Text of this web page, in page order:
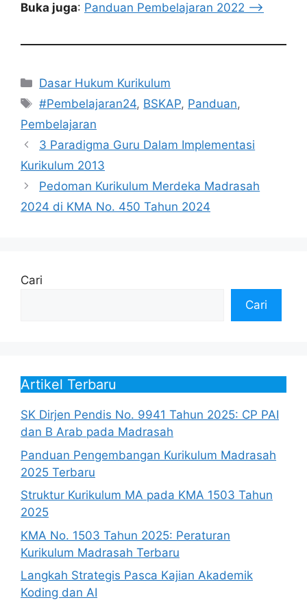
Buka juga: Panduan Pembelajaran 2022 –>
Kategori
Dasar Hukum Kurikulum
Tag
#Pembelajaran24, BSKAP, Panduan,
Pembelajaran
3 Paradigma Guru Dalam Implementasi
Kurikulum 2013
Pedoman Kurikulum Merdeka Madrasah
2024 di KMA No. 450 Tahun 2024
Cari
Cari
Artikel Terbaru
SK Dirjen Pendis No. 9941 Tahun 2025: CP PAI
dan B Arab pada Madrasah
Panduan Pengembangan Kurikulum Madrasah
2025 Terbaru
Struktur Kurikulum MA pada KMA 1503 Tahun
2025
KMA No. 1503 Tahun 2025: Peraturan
Kurikulum Madrasah Terbaru
Langkah Strategis Pasca Kajian Akademik
Koding dan AI